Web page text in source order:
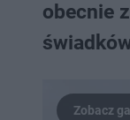
obecnie